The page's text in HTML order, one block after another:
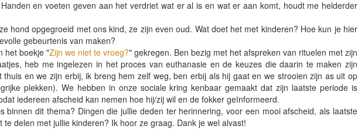
en voeten geven aan het verdriet wat er al is en wat er aan komt, houdt me helderder
hond opgegroeid met ons kind, ze zijn even oud. Wat doet het met kinderen? Hoe kun je hier
gebeurtenis van maken?
het boekje "Zijn we niet te vroeg?" gekregen. Ben bezig met het afspreken van rituelen met zijn
heb me ingelezen in het proces van euthanasie en de keuzes die daarin te maken zijn
thuis en we zijn erbij, ik breng hem zelf weg, ben erbij als hij gaat en we strooien zijn as uit op
plekken). We hebben in onze sociale kring kenbaar gemaakt dat zijn laatste periode is
iedereen afscheid kan nemen hoe hij/zij wil en de fokker geïnformeerd.
binnen dit thema? Dingen die jullie deden ter herinnering, voor een mooi afscheid, als laatste
te delen met jullie kinderen? Ik hoor ze graag. Dank je wel alvast!